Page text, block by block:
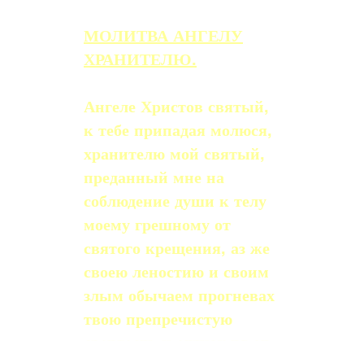
МОЛИТВА АНГЕЛУ
ХРАНИТЕЛЮ.
Ангеле Христов святый,
к тебе припадая молюся,
хранителю мой святый,
предан­ный мне на
соблюдение души к телу
моему грешному от
святого крещения, аз же
своею леностию и своим
злым обычаем прогневах
твою препречистую